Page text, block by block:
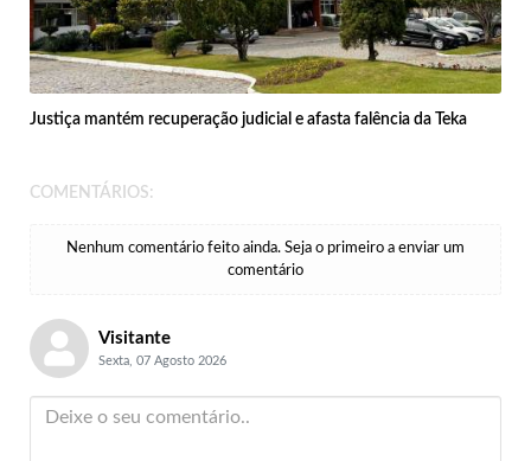
Justiça mantém recuperação judicial e afasta falência da Teka
COMENTÁRIOS:
Nenhum comentário feito ainda. Seja o primeiro a enviar um
comentário
Visitante
Sexta, 07 Agosto 2026